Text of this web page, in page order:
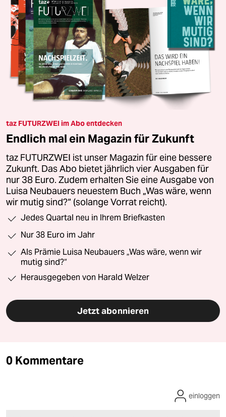
taz FUTURZWEI im Abo entdecken
Endlich mal ein Magazin für Zukunft
taz FUTURZWEI ist unser Magazin für eine bessere
Zukunft. Das Abo bietet jährlich vier Ausgaben für
nur 38 Euro. Zudem erhalten Sie eine Ausgabe von
Luisa Neubauers neuestem Buch „Was wäre, wenn
wir mutig sind?“ (solange Vorrat reicht).
Jedes Quartal neu in Ihrem Briefkasten
Nur 38 Euro im Jahr
Als Prämie Luisa Neubauers „Was wäre, wenn wir
mutig sind?“
Herausgegeben von Harald Welzer
Jetzt abonnieren
0 Kommentare
einloggen